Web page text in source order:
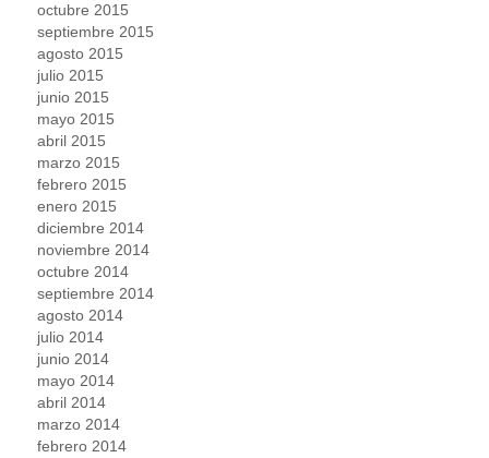
octubre 2015
septiembre 2015
agosto 2015
julio 2015
junio 2015
mayo 2015
abril 2015
marzo 2015
febrero 2015
enero 2015
diciembre 2014
noviembre 2014
octubre 2014
septiembre 2014
agosto 2014
julio 2014
junio 2014
mayo 2014
abril 2014
marzo 2014
febrero 2014